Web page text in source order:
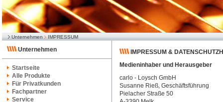
Unternehmen IMPRESSUM
Unternehmen
Startseite
Alle Produkte
Für Privatkunden
Fachpartner
Service
IMPRESSUM &
Medieninhaber und Herausgeber
carlo - Loysch GmbH
Susanne Rieß, Geschäftsführung
Pielacher Straße 50